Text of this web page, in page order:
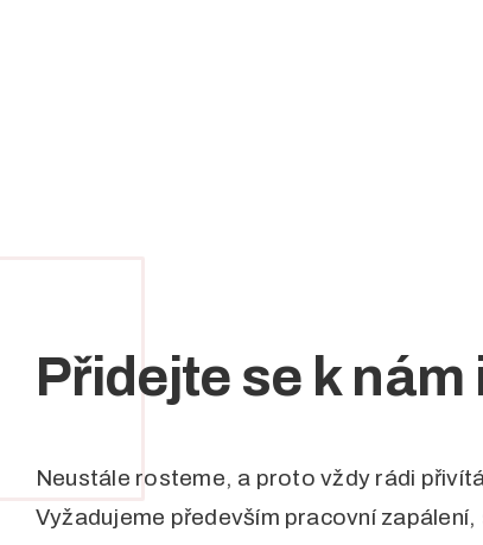
Přidejte se k nám
Neustále rosteme, a proto vždy rádi
Vyžadujeme především pracovní